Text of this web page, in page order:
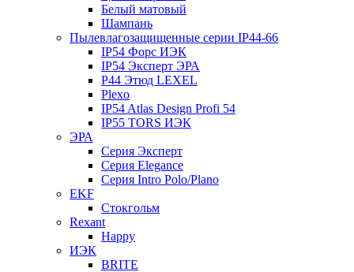
Белый матовый
Шампань
Пылевлагозащищенные серии IP44-66
IP54 Форс ИЭК
IP54 Эксперт ЭРА
P44 Этюд LEXEL
Plexo
IP54 Atlas Design Profi 54
IP55 TORS ИЭК
ЭРА
Серия Эксперт
Серия Elegance
Серия Intro Polo/Plano
EKF
Стокгольм
Rexant
Happy
ИЭК
BRITE